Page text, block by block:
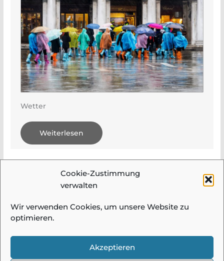
Cookie-Zustimmung
verwalten
Wir verwenden Cookies, um unsere Website zu
optimieren.
Akzeptieren
Wetter
Weiterlesen
Next »
Datenschutz| Alle Bilder und Beiträge auf
diesen Seiten sind urheberrechtlich